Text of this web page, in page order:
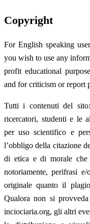
Copyright
For English speaking
you wish to use any
profit educational
and for criticism or report
Tutti i contenuti del
ricercatori, studenti e le
per uso scientifico e
l’obbligo della citazione
di etica e di morale che
notoriamente, perifrasi
originale quanto il
Qualora non si
inciociaria.org, gli altri